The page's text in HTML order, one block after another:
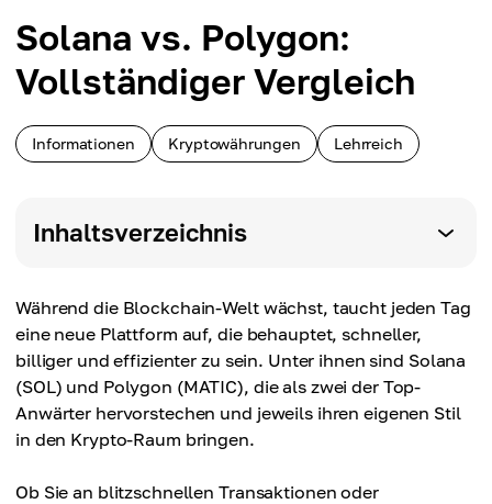
Solana vs. Polygon:
Vollständiger Vergleich
Informationen Kryptowährungen Lehrreich
Inhaltsverzeichnis
Während die Blockchain-Welt wächst, taucht jeden Tag
eine neue Plattform auf, die behauptet, schneller,
billiger und effizienter zu sein. Unter ihnen sind Solana
(SOL) und Polygon (MATIC), die als zwei der Top-
Anwärter hervorstechen und jeweils ihren eigenen Stil
in den Krypto-Raum bringen.
Ob Sie an blitzschnellen Transaktionen oder